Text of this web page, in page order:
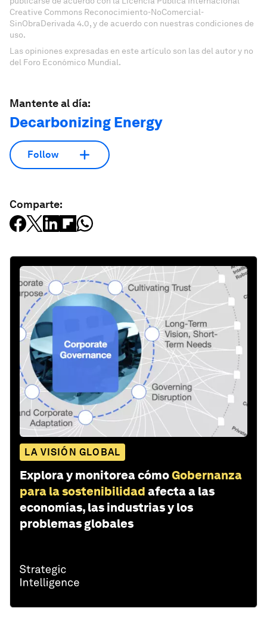
Creative Commons Reconocimiento-NoComercial-
SinObraDerivada 4.0, y de acuerdo con nuestras condiciones de
uso.
Las opiniones expresadas en este artículo son las del autor y no
del Foro Económico Mundial.
Mantente al día:
Decarbonizing Energy
Follow
Comparte:
LA VISIÓN GLOBAL
Explora y monitorea cómoGobernanza
para la sostenibilidad afecta a las
economías, las industrias y los
problemas globales